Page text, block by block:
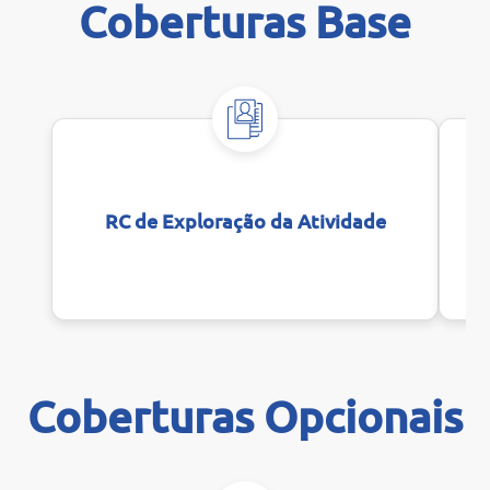
Coberturas Base
RC de Exploração da Atividade
Coberturas Opcionais